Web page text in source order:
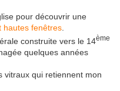
pour découvrir une
hautes fenêtres
construite vers le 14ème
quelques années
vitraux qui retiennent mon